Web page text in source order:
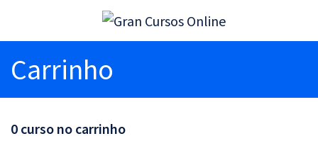
Carrinho
0 curso no carrinho